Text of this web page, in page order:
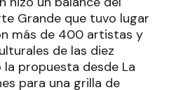
Grande que tuvo lugar
más de 400 artistas y
de las diez
propuesta desde La
para una grilla de